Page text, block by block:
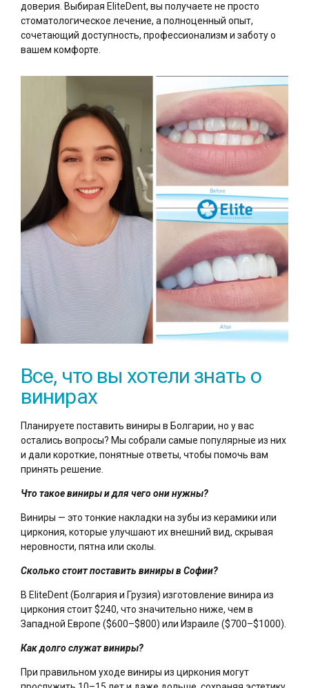
доверия. Выбирая EliteDent, вы получаете не просто
стоматологическое лечение, а полноценный опыт,
сочетающий доступность, профессионализм и заботу о
вашем комфорте.
Все, что вы хотели знать о
винирах
Планируете поставить виниры в Болгарии, но у вас
остались вопросы? Мы собрали самые популярные из них
и дали короткие, понятные ответы, чтобы помочь вам
принять решение.
Что такое виниры и для чего они нужны?
Виниры — это тонкие накладки на зубы из керамики или
циркония, которые улучшают их внешний вид, скрывая
неровности, пятна или сколы.
Сколько стоит поставить виниры в Софии?
В EliteDent (Болгария и Грузия) изготовление винира из
циркония стоит $240, что значительно ниже, чем в
Западной Европе ($600–$800) или Израиле ($700–$1000).
Как долго служат виниры?
При правильном уходе виниры из циркония могут